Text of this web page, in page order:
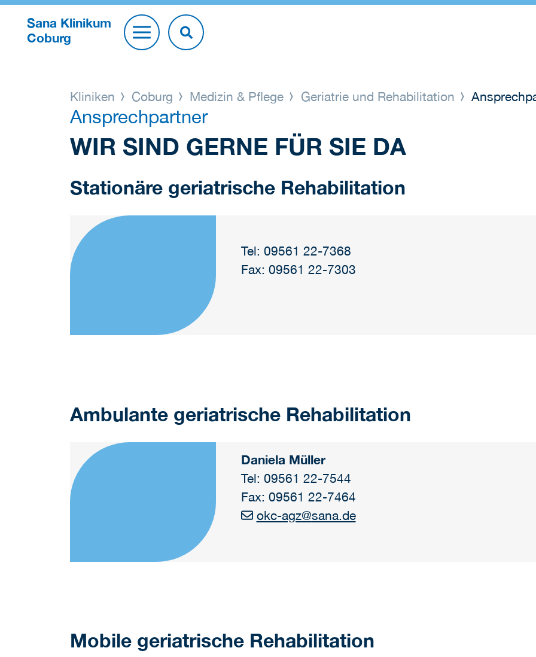
Sana Klinikum
Coburg
Kliniken Coburg Medizin & Pflege Geriatrie und Rehabilitation
Ansprechpartner
WIR SIND GERNE FÜR SIE DA
Stationäre geriatrische Rehabilitation
Tel: 09561 22-7368
Fax: 09561 22-7303
Ambulante geriatrische Rehabilitation
Daniela Müller
Tel: 09561 22-7544
Fax: 09561 22-7464
okc-agz@sana.de​​​​​​​
Mobile geriatrische Rehabilitation